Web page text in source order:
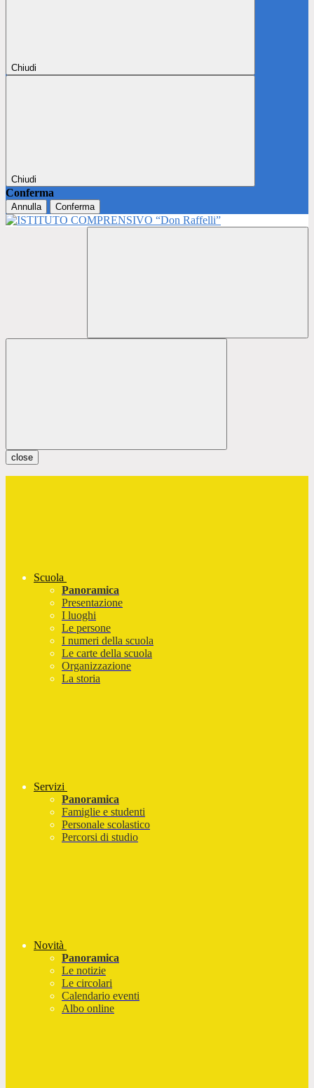
Chiudi
Chiudi
Conferma
Annulla Conferma
close
Scuola
Panoramica
Presentazione
I luoghi
Le persone
I numeri della scuola
Le carte della scuola
Organizzazione
La storia
Servizi
Panoramica
Famiglie e studenti
Personale scolastico
Percorsi di studio
Novità
Panoramica
Le notizie
Le circolari
Calendario eventi
Albo online